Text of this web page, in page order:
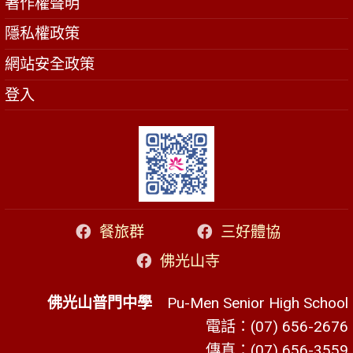
隱私權政策
網站安全政策
登入
餐旅群
三好體協
佛光山寺
佛光山普門中學 Pu-Men Senior High School
電話：(07) 656-2676